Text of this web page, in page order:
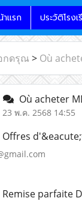
าแรก ประวัติโรง
กดรุณ > Où
Où acheter
23 พ.ค. 2568 14:55
Offres
Remise parfaite